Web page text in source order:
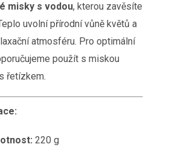
misky s vodou, kterou zavěsíte
uvolní přírodní vůně květů a
atmosféru. Pro optimální
použít s miskou
řetízkem.
220 g